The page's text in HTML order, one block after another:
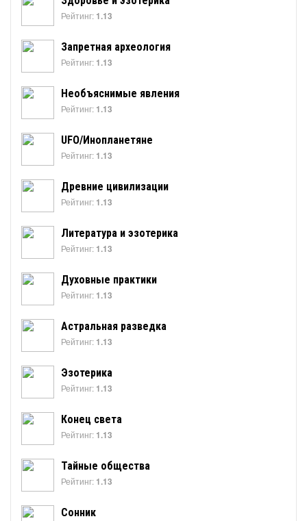
Рейтинг: 1.13
Запретная археология
Рейтинг: 1.13
Необъяснимые явления
Рейтинг: 1.13
UFO/Инопланетяне
Рейтинг: 1.13
Древние цивилизации
Рейтинг: 1.13
Литература и эзотерика
Рейтинг: 1.13
Духовные практики
Рейтинг: 1.13
Астральная разведка
Рейтинг: 1.13
Эзотерика
Рейтинг: 1.13
Конец света
Рейтинг: 1.13
Тайные общества
Рейтинг: 1.13
Сонник